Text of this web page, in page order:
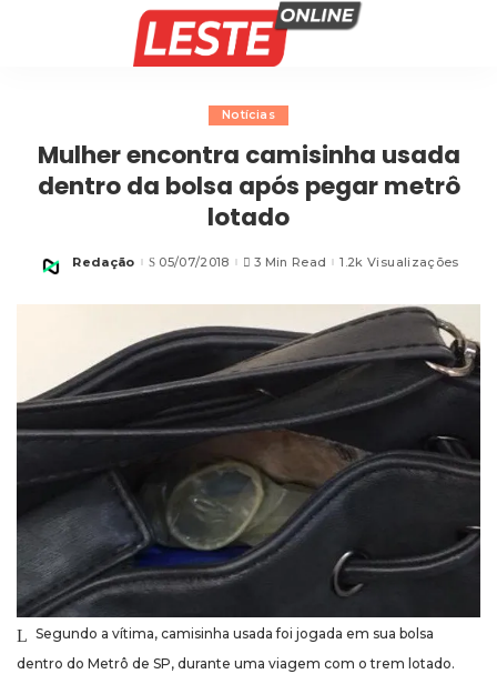
Notícias
Mulher encontra camisinha usada
dentro da bolsa após pegar metrô
lotado
Posted
Redação 05/07/2018 3 Min Read 1.2k Visualizações
Segundo a vítima, camisinha usada foi jogada em sua bolsa
dentro do Metrô de SP, durante uma viagem com o trem lotado.